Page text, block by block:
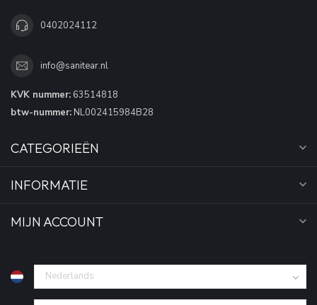
0402024112
info@sanitear.nl
KVK nummer: 63514818
btw-nummer: NL002415984B28
CATEGORIEËN
INFORMATIE
MIJN ACCOUNT